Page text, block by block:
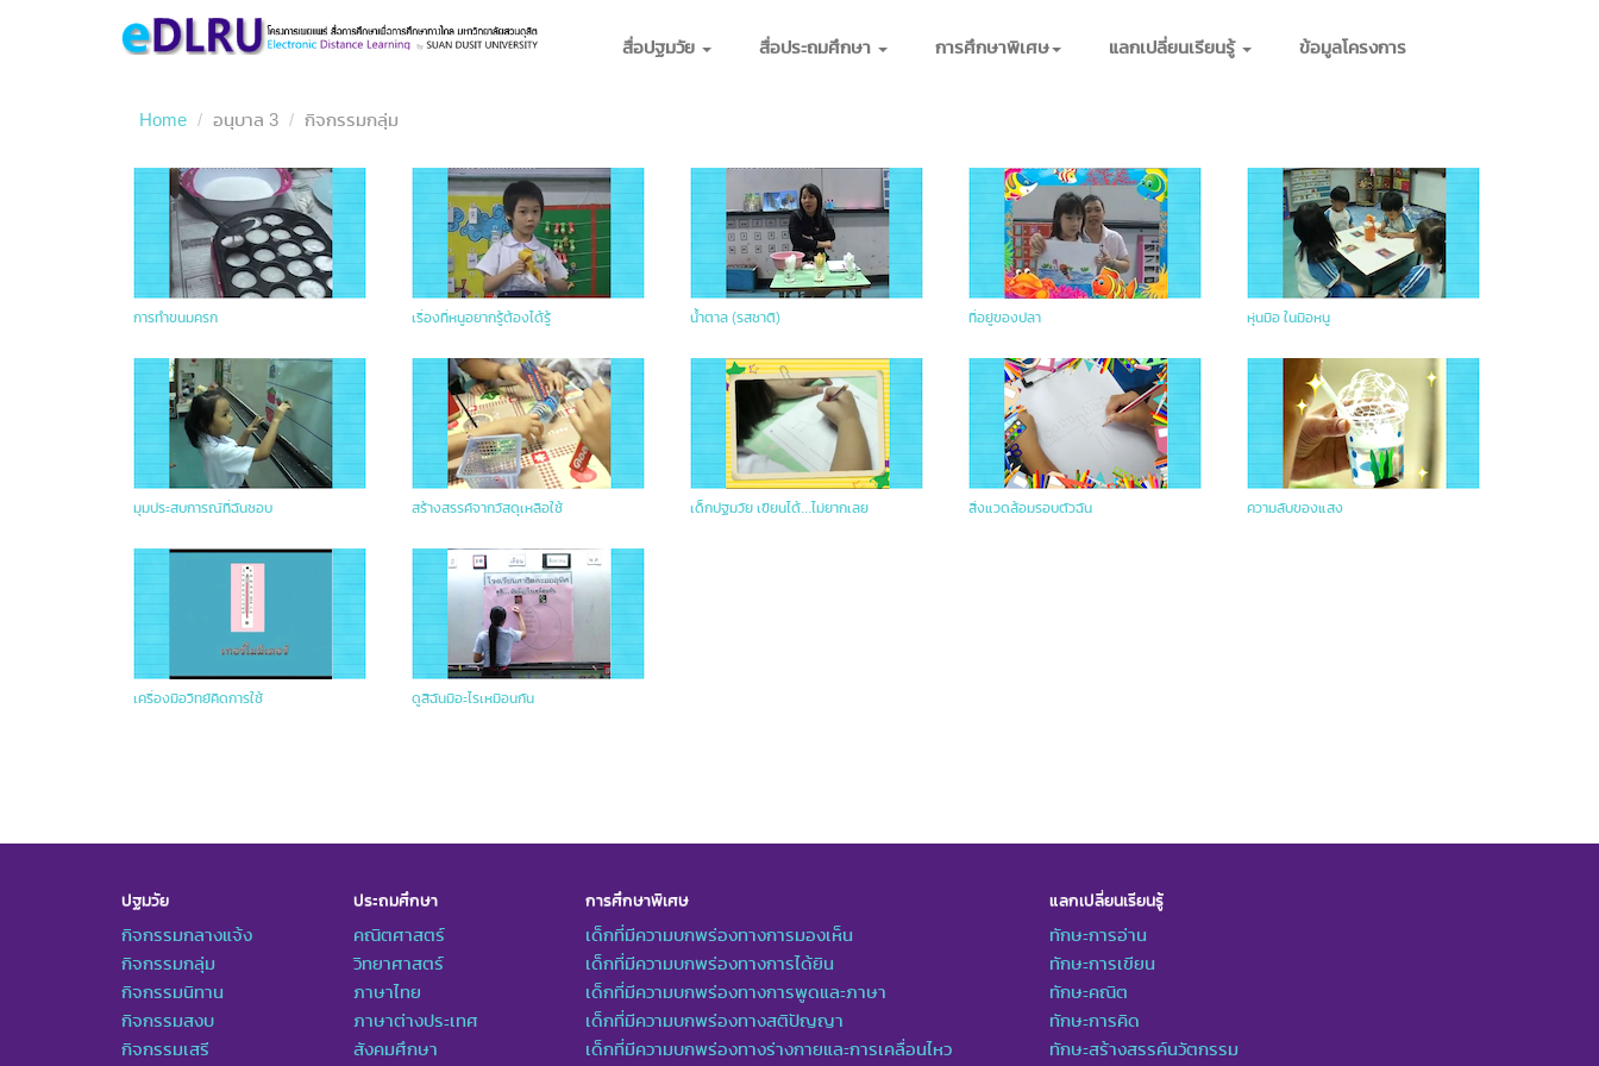
สื่อปฐมวัย สื่อประถมศึกษา การศึกษาพิเศษ แลกเปลี่ยนเรียนรู้ ข้อมูลโครงการ
Home อนุบาล 3 กิจกรรมกลุ่ม
การทำขนมครก เรื่องที่หนูอยากรู้ต้องได้รู้ น้ำตาล (รสชาติ) ที่อยู่ของปลา หุ่นมือ ในมือหนู
มุมประสบการณ์ที่ฉันชอบ สร้างสรรค์จากวัสดุเหลือใช้ เด็กปฐมวัย เขียนได้...ไม่ยากเลย สิ่งแวดล้อมรอบตัวฉัน ความลับของแสง
เครื่องมือวิทย์คิดการใช้ ดูสิฉันมีอะไรเหมือนกัน
ปฐมวัย
กิจกรรมกลางแจ้ง
กิจกรรมกลุ่ม
กิจกรรมนิทาน
กิจกรรมสงบ
กิจกรรมเสรี
ประถมศึกษา
คณิตศาสตร์
วิทยาศาสตร์
ภาษาไทย
ภาษาต่างประเทศ
สังคมศึกษา
การศึกษาพิเศษ
เด็กที่มีความบกพร่องทางการมองเห็น
เด็กที่มีความบกพร่องทางการได้ยิน
เด็กที่มีความบกพร่องทางการพูดและภาษา
เด็กที่มีความบกพร่องทางสติปัญญา
เด็กที่มีความบกพร่องทางร่างกายและการเคลื่อนไหว
แลกเปลี่ยนเรียนรู้
ทักษะการอ่าน
ทักษะการเขียน
ทักษะคณิต
ทักษะการคิด
ทักษะสร้างสรรค์นวัตกรรม